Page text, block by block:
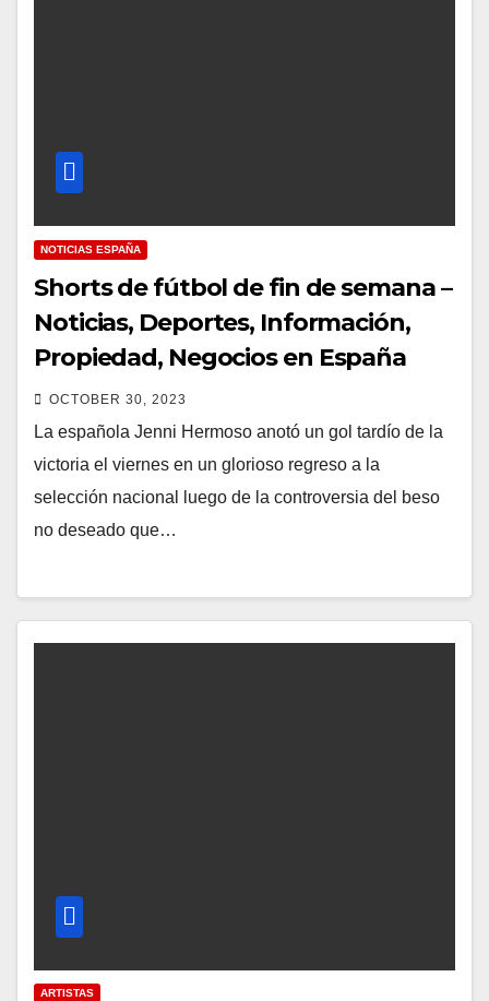
NOTICIAS ESPAÑA
Shorts de fútbol de fin de semana –
Noticias, Deportes, Información,
Propiedad, Negocios en España
OCTOBER 30, 2023
La española Jenni Hermoso anotó un gol tardío de la
victoria el viernes en un glorioso regreso a la
selección nacional luego de la controversia del beso
no deseado que…
ARTISTAS